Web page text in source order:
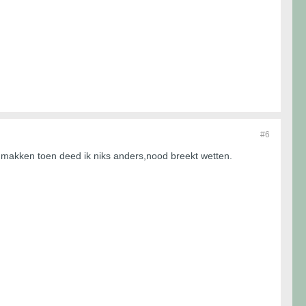
#6
toen deed ik niks anders,nood breekt wetten.